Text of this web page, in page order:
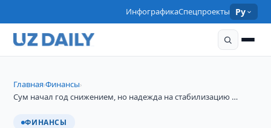
ИнфографикаСпецпроекты Ру
Главная›Финансы›
Сум начал год снижением, но надежда на стабилизацию …
ФИНАНСЫ